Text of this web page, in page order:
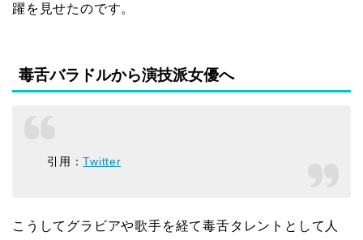
躍を見せたのです。
毒舌バラドルから演技派女優へ
引用：Twitter
こうしてグラビアや歌手を経て毒舌タレントとして人